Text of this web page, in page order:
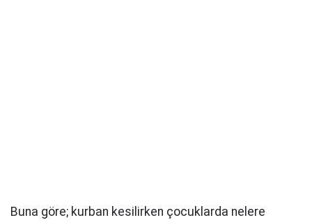
Buna göre; kurban kesilirken çocuklarda nelere